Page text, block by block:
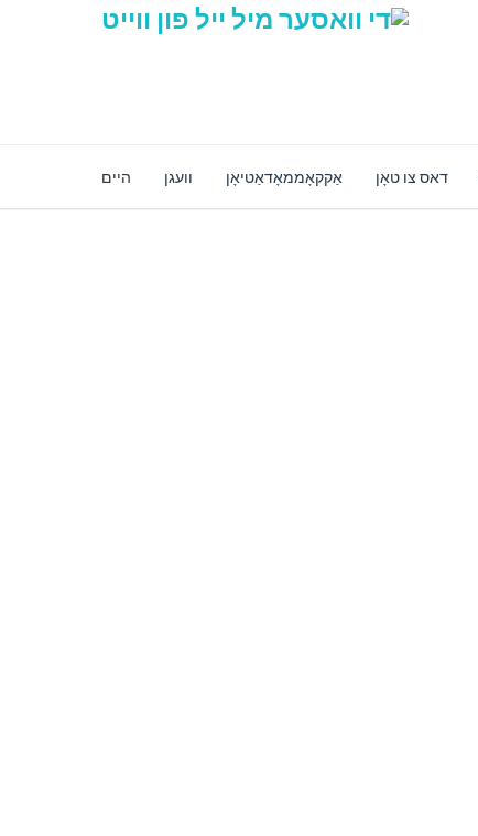
היים וועגן אַקקאָממאָדאַטיאָן דאס צו טאָן